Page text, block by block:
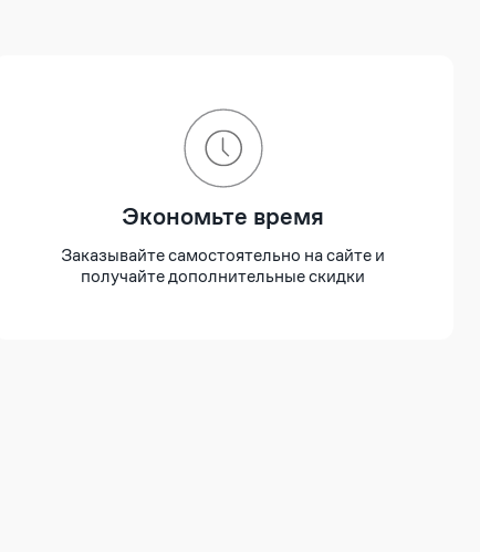
Экономьте время
Заказывайте самостоятельно на сайте и
получайте дополнительные скидки